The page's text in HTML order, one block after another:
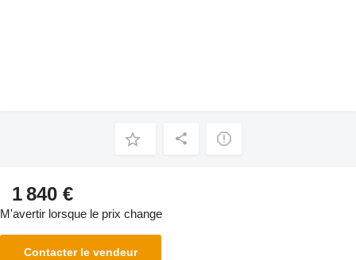
1 840 €
M'avertir lorsque le prix change
Contacter le vendeur